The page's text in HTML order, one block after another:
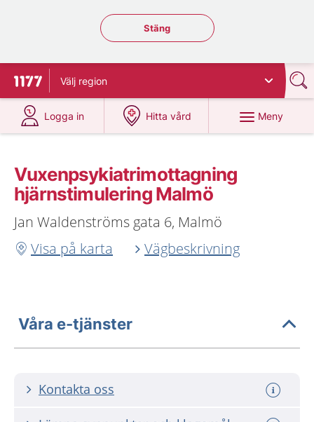
Stäng regionsväljaren
Stäng
Till startsidan för 1177
Välj region
Logga in
på 1177.se
Hitta vård
på 1177.se
Meny
Vuxenpsykiatrimottagning
hjärnstimulering Malmö
Jan Waldenströms gata 6, Malmö
Visa på karta
Vägbeskrivning
Våra e-tjänster
Kontakta oss